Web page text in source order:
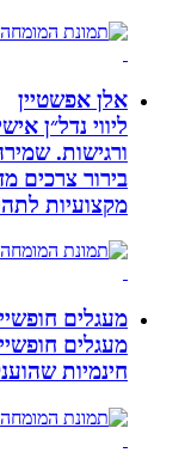
אלן אפשטיין
ליווי נדל״ן אישי
ורגישות. שמירה
בירור צרכים
מקצועיות לתהליך
מעגלים חופשיים
מעגלים חופשיים
חינמיות שהוענקו